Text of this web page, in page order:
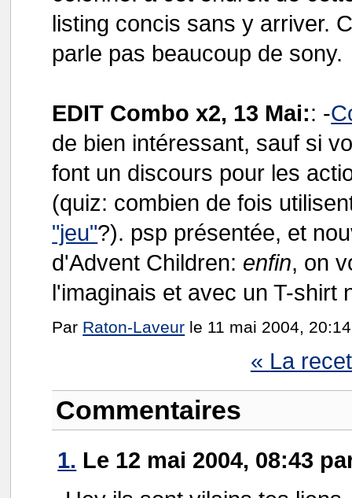
listing concis sans y arriver.
parle pas beaucoup de sony.
EDIT Combo x2, 13 Mai:: -
de bien intéressant, sauf si
font un discours pour les
(quiz: combien de fois
"jeu"?). psp présentée, et
d'Advent Children: enfin, on
l'imaginais et avec un T-shirt
Par Raton-Laveur le 11 mai 2004,
« La
Commentaires
1. Le 12 mai 2004, 08:43